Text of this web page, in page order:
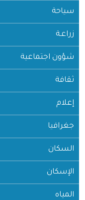
سياحة
زراعـة
شؤون اجتماعية
ثقافة
إعلام
جغرافيا
السكان
الإسكان
المياه